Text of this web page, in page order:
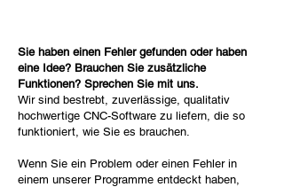
Sie haben einen Fehler gefunden oder haben
eine Idee? Brauchen Sie zusätzliche
Funktionen? Sprechen Sie mit uns.
Wir sind bestrebt, zuverlässige, qualitativ
hochwertige CNC-Software zu liefern, die so
funktioniert, wie Sie es brauchen.
Wenn Sie ein Problem oder einen Fehler in
einem unserer Programme entdeckt haben,